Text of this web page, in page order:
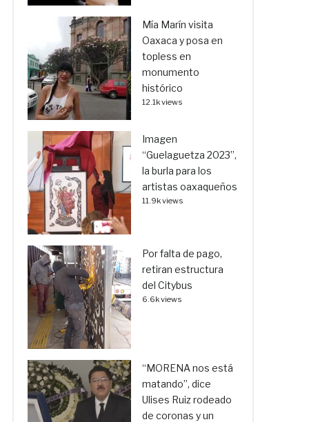
Mía Marín visita
Oaxaca y posa en
topless en
monumento
histórico
12.1k views
Imagen
“Guelaguetza 2023”,
la burla para los
artistas oaxaqueños
11.9k views
Por falta de pago,
retiran estructura
del Citybus
6.6k views
“MORENA nos está
matando”, dice
Ulises Ruiz rodeado
de coronas y un